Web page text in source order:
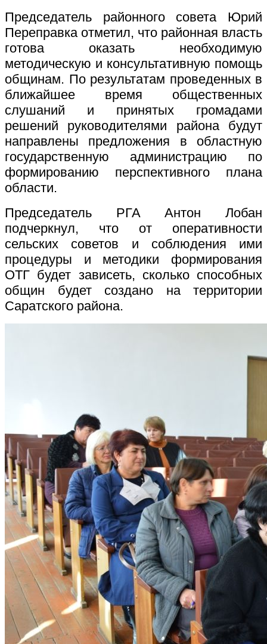
Председатель районного совета Юрий
Переправка отметил, что районная власть
готова оказать необходимую
методическую и консультативную помощь
общинам. По результатам проведенных в
ближайшее время общественных
слушаний и принятых громадами
решений руководителями района будут
направлены предложения в областную
государственную администрацию по
формированию перспективного плана
области.
Председатель РГА Антон Лобан
подчеркнул, что от оперативности
сельских советов и соблюдения ими
процедуры и методики формирования
ОТГ будет зависеть, сколько способных
общин будет создано на территории
Саратского района.